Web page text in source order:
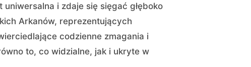
uniwersalna i zdaje się sięgać głęboko
Arkanów, reprezentujących
codzienne zmagania i
to, co widzialne, jak i ukryte w